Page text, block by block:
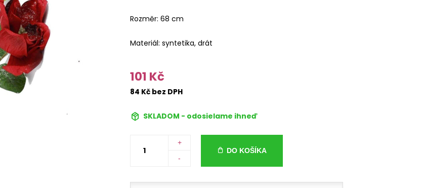
Rozměr: 68 cm
Materiál: syntetika, drát
101 Kč
84 Kč bez DPH
SKLADOM - odosielame ihneď
+
-
DO KOŠÍKA